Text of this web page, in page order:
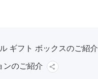
ギフト ボックスのご紹介
ンのご紹介